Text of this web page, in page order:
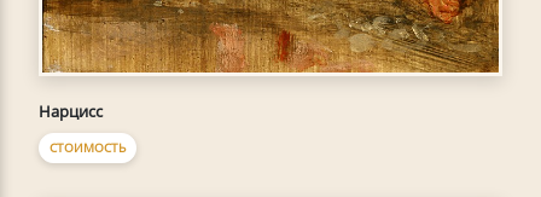
Нарцисс
СТОИМОСТЬ